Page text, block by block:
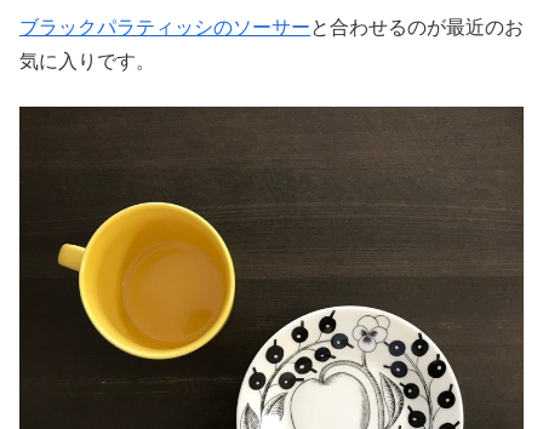
ブラックパラティッシのソーサーと合わせるのが最近のお
気に入りです。